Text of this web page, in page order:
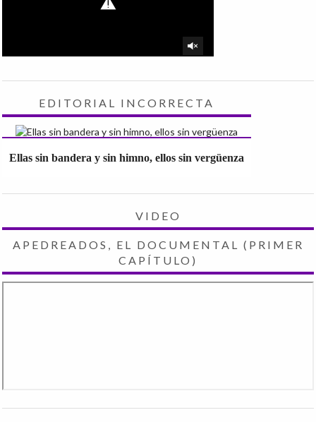
EDITORIAL INCORRECTA
Ellas sin bandera y sin himno, ellos sin vergüenza
VIDEO
APEDREADOS, EL DOCUMENTAL (PRIMER
CAPÍTULO)